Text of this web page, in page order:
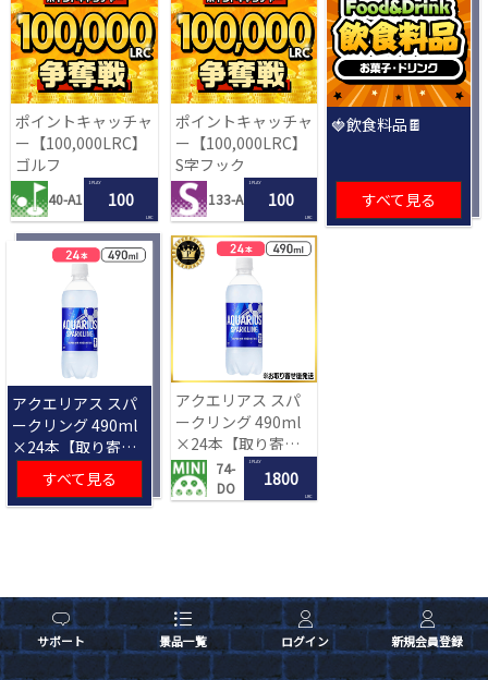
サポート 景品一覧 ログイン 新規会員登録
ポイントキャッチャ
ー【100,000LRC】
ゴルフ
40-A1
1 PLAY
100
LRC
ポイントキャッチャ
ー【100,000LRC】
S字フック
133-A
1 PLAY
100
LRC
🍓飲食料品🍫
すべて見る
アクエリアス スパ
ークリング 490ml
×24本【取り寄せ
入荷後次第発送】
すべて見る
アクエリアス スパ
ークリング 490ml
×24本【取り寄せ
入荷後次第発送】
74-
DO
1 PLAY
1800
LRC